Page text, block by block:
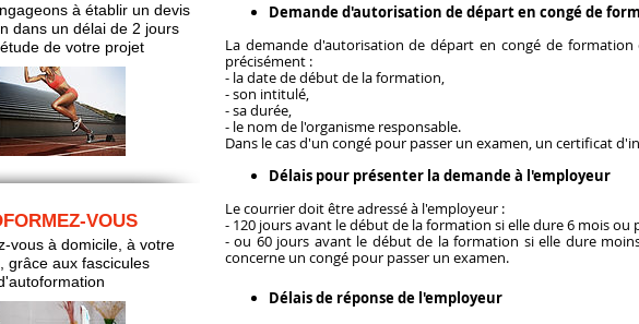
Demande d'autorisation de départ en congé de
La demande d'autorisation de départ en congé de
précisément :
- la date de début de la formation,
- son intitulé,
- sa durée,
- le nom de l'organisme responsable.
Dans le cas d'un congé pour passer un examen, un certificat
Délais pour présenter la demande à l'employeur
Le courrier doit être adressé à l'employeur :
- 120 jours avant le début de la formation si elle dure 6 mois ou
- ou 60 jours avant le début de la formation si elle dure
concerne un congé pour passer un examen.
Délais de réponse de l'employeur
à établir un devis
dans un délai de 2 jours
de votre projet
VOUS
vous à domicile, à votre
grâce aux fascicules